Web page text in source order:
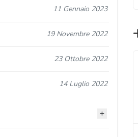
11 Gennaio 2023
19 Novembre 2022
23 Ottobre 2022
14 Luglio 2022